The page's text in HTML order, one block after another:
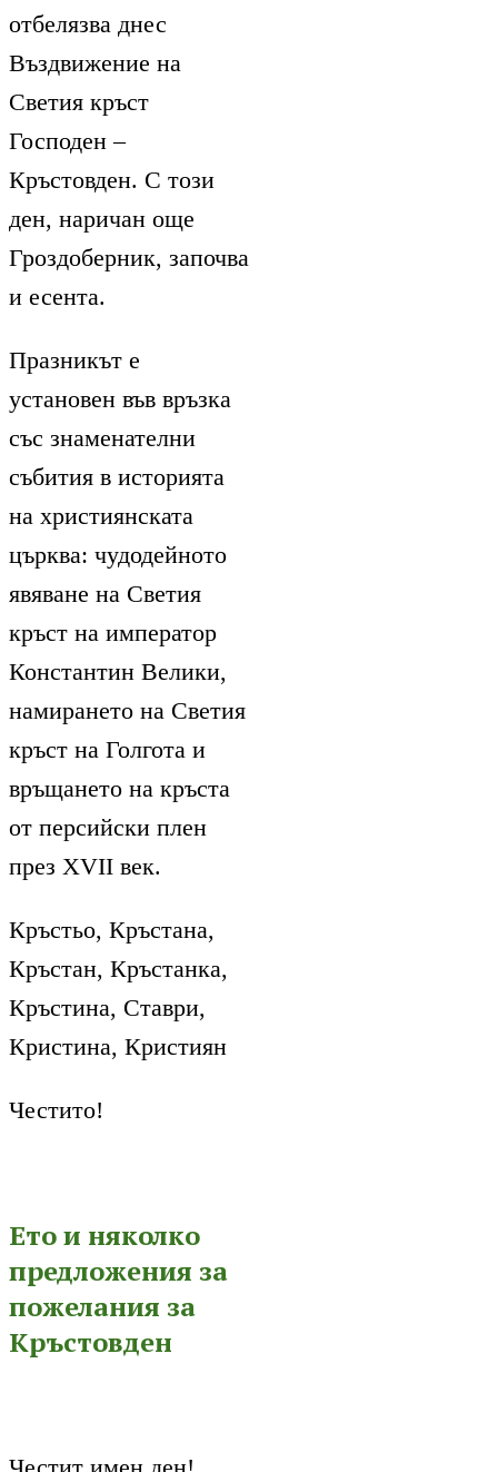
отбелязва днес
Въздвижение на
Светия кръст
Господен –
Кръстовден. С този
ден, наричан още
Гроздоберник, започва
и есента.
Празникът е
установен във връзка
със знаменателни
събития в историята
на християнската
църква: чудодейното
явяване на Светия
кръст на император
Константин Велики,
намирането на Светия
кръст на Голгота и
връщането на кръста
от персийски плен
през XVII век.
Кръстьо, Кръстана,
Кръстан, Кръстанка,
Кръстина, Ставри,
Кристина, Кристиян
Честито!
Ето и няколко
предложения за
пожелания за
Кръстовден